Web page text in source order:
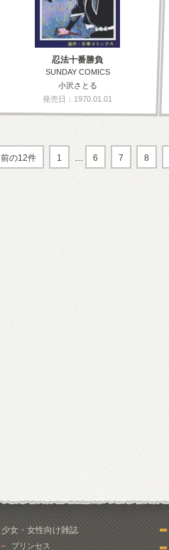
忍法十番勝負
SUNDAY COMICS
小沢さとる
発売日：1970.01.01
前の12件 1 … 6 7 8
少女・女性向け雑誌
プリンセス